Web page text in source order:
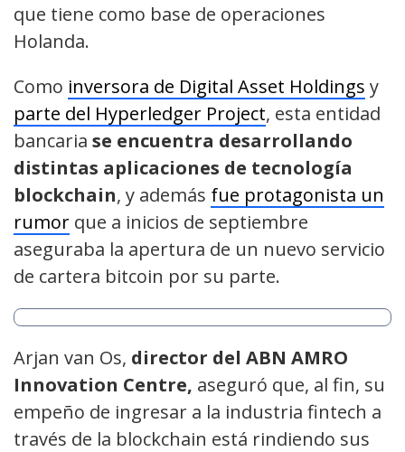
que tiene como base de operaciones
Holanda.
Como inversora de Digital Asset Holdings y
parte del Hyperledger Project, esta entidad
bancaria se encuentra desarrollando
distintas aplicaciones de tecnología
blockchain, y además fue protagonista un
rumor que a inicios de septiembre
aseguraba la apertura de un nuevo servicio
de cartera bitcoin por su parte.
Arjan van Os, director del ABN AMRO
Innovation Centre, aseguró que, al fin, su
empeño de ingresar a la industria fintech a
través de la blockchain está rindiendo sus